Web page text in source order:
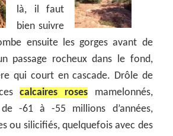
là, il faut
bien suivre
ensuite les gorges avant de
passage rocheux dans le fond,
qui court en cascade. Drôle de
calcaires rosesmamelonnés,
-61 à -55 millions d’années,
ou silicifiés, quelquefois avec des